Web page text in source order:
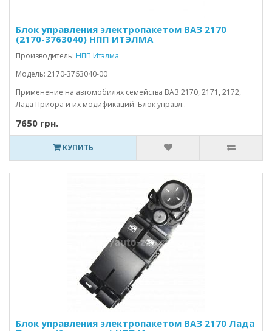
Блок управления электропакетом ВАЗ 2170
(2170-3763040) НПП ИТЭЛМА
Производитель: НПП Итэлма
Модель: 2170-3763040-00
Применение на автомобилях семейства ВАЗ 2170, 2171, 2172,
Лада Приора и их модификаций. Блок управл..
7650 грн.
КУПИТЬ
Блок управления электропакетом ВАЗ 2170 Лада